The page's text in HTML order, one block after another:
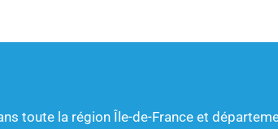
toute la région Île-de-France et